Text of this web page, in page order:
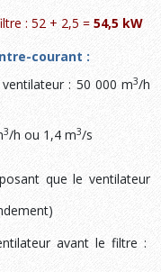
: 52 + 2,5 = 54,5 kW
courant :
: 50 000 m3/h
3/h ou 1,4 m3/s
que le ventilateur
avant le filtre :